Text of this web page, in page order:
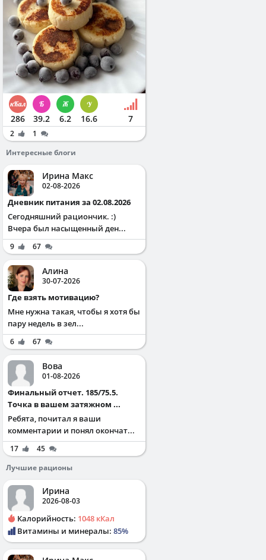
286 39.2 6.2 16.6 7
2
1
Интересные блоги
Ирина Макс
02-08-2026
Дневник питания за 02.08.2026
Сегодняшний рациончик. :)
Вчера был насыщенный ден...
9 67
Алина
30-07-2026
Где взять мотивацию?
Мне нужна такая, чтобы я хотя бы
пару недель в зел...
6 67
Вова
01-08-2026
Финальный отчет. 185/75.5.
Точка в вашем затяжном ...
Ребята, почитал я ваши
комментарии и понял окончат...
17
45
Лучшие рационы
Ирина
2026-08-03
Калорийность: 1048 кКал
Витамины и минералы: 85%